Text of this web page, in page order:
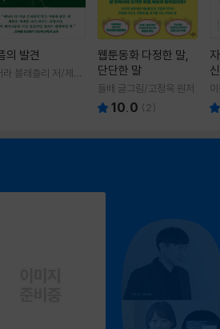
의 발견
라 블래츨리 저/제효
웹툰동화 다정한 말,
단단한 말
돌배 글그림/고정욱 원저
10.0 ( 2)